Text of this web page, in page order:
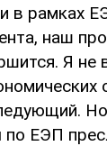
в рамках
наш
Я не
по ЕЭП